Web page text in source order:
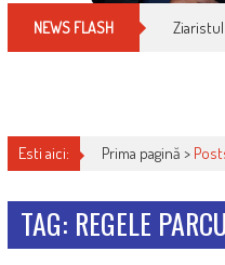
NEWS FLASH
Esti aici: Prima pagină >
TAG: REGELE